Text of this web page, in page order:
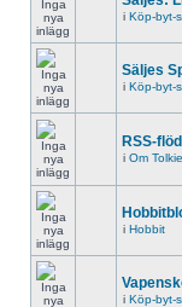
i Köp-byt-
Säljes
i Köp-byt-
RSS-
i Om
i Hobbit
i Köp-byt-